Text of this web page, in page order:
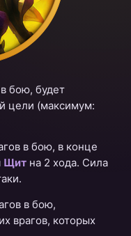
бою, будет
цели (максимум:
в бою, в конце
Щит на 2 хода. Сила
в бою,
врагов, которых